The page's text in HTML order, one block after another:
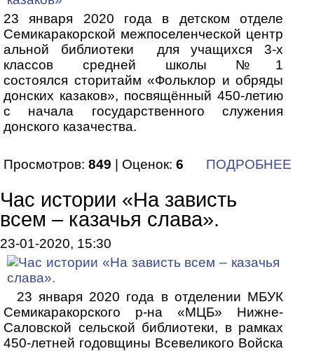
23 января 2020 года в детском отделе
Семикаракорской межпоселенческой центр
альной библиотеки для учащихся 3-х
классов средней школы №1
состоялся сторитайм «Фольклор и обряды
донских казаков», посвящённый 450-летию
с начала государственного служения
донского казачества.
Просмотров: 849 | Оценок: 6 ПОДРОБНЕЕ
Час истории «На зависть
всем – казачья слава».
23-01-2020, 15:30
23 января 2020 года в отделении МБУК
Семикаракорского р-на «МЦБ» Нижне-
Саловской сельской библиотеки, в рамках
450-летней годовщины Всевеликого Войска